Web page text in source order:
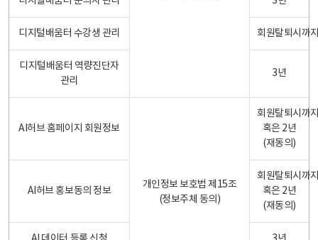
디지털배움터 수강생 관리 회원탈퇴시까
디지털배움터 역량진단자
관리
3년
AI허브 홈페이지 회원정보
개인정보 보호법 제15조
(정보주체 동의)
회원탈퇴시까
혹은 2년
(재동의)
AI허브 홍보동의 정보
회원탈퇴시까
혹은 2년
(재동의)